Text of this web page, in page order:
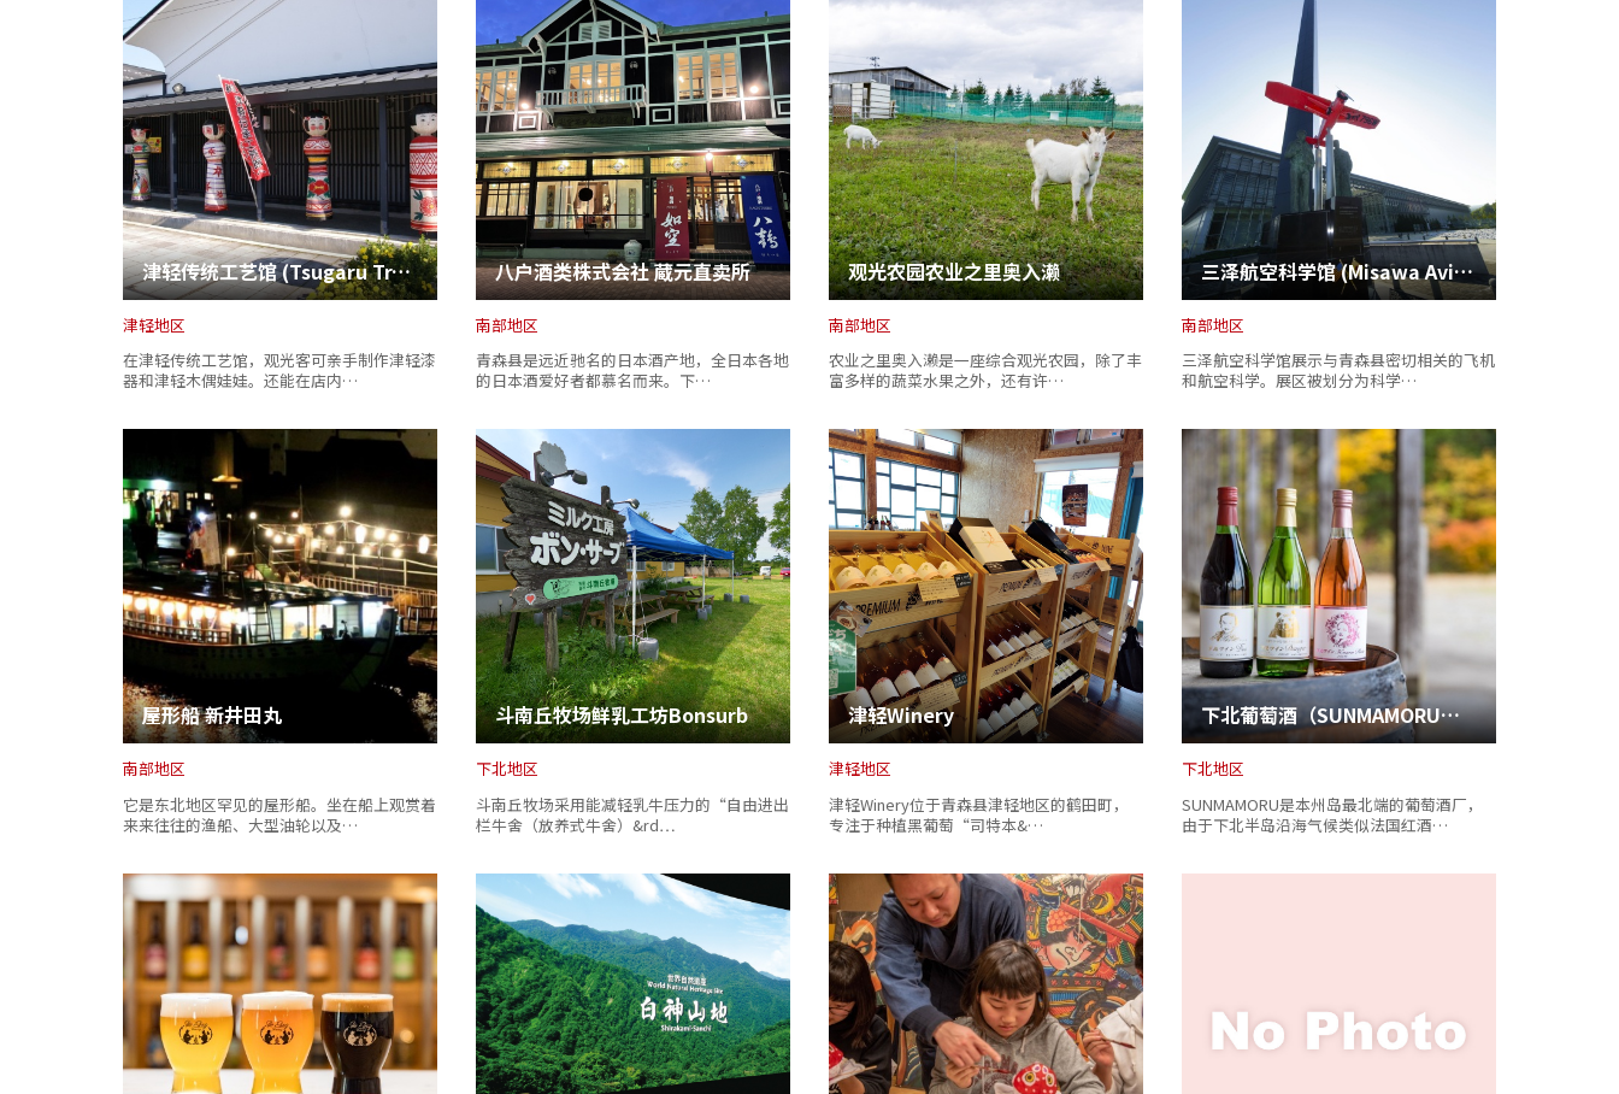
津轻传统工艺馆 (Tsugaru Traditional Craft Museum)
津轻地区
在津轻传统工艺馆，观光客可亲手制作津轻漆
器和津轻木偶娃娃。还能在店内…
八户酒类株式会社 蔵元直卖所
南部地区
青森县是远近驰名的日本酒产地，全日本各地
的日本酒爱好者都慕名而来。下…
观光农园农业之里奥入濑
南部地区
农业之里奥入濑是一座综合观光农园，除了丰
富多样的蔬菜水果之外，还有许…
三泽航空科学馆 (Misawa Aviation & Science Museum)
南部地区
三泽航空科学馆展示与青森县密切相关的飞机
和航空科学。展区被划分为科学…
屋形船 新井田丸
南部地区
它是东北地区罕见的屋形船。坐在船上观赏着
来来往往的渔船、大型油轮以及…
斗南丘牧场鲜乳工坊Bonsurb
下北地区
斗南丘牧场采用能减轻乳牛压力的“自由进出
栏牛舍（放养式牛舍）&rd…
津轻Winery
津轻地区
津轻Winery位于青森县津轻地区的鹤田町，
专注于种植黑葡萄“司特本&…
下北葡萄酒（SUNMAMORU葡萄酒厂）
下北地区
SUNMAMORU是本州岛最北端的葡萄酒厂，
由于下北半岛沿海气候类似法国红酒…